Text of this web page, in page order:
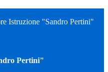
Istruzione "Sandro Pertini"
Pertini"